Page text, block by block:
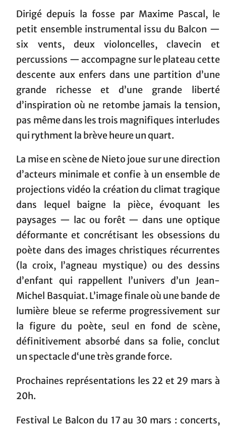
Dirigé depuis la fosse par Maxime Pascal, le
petit ensemble instrumental issu du Balcon —
six vents, deux violoncelles, clavecin et
percussions — accompagne sur le plateau cette
descente aux enfers dans une partition d’une
grande richesse et d’une grande liberté
d’inspiration où ne retombe jamais la tension,
pas même dans les trois magnifiques interludes
qui rythment la brève heure un quart.
La mise en scène de Nieto joue sur une direction
d’acteurs minimale et confie à un ensemble de
projections vidéo la création du climat tragique
dans lequel baigne la pièce, évoquant les
paysages — lac ou forêt — dans une optique
déformante et concrétisant les obsessions du
poète dans des images christiques récurrentes
(la croix, l’agneau mystique) ou des dessins
d’enfant qui rappellent l’univers d’un Jean-
Michel Basquiat. L’image finale où une bande de
lumière bleue se referme progressivement sur
la figure du poète, seul en fond de scène,
définitivement absorbé dans sa folie, conclut
un spectacle d‘une très grande force.
Prochaines représentations les 22 et 29 mars à
20h.
Festival Le Balcon du 17 au 30 mars : concerts,